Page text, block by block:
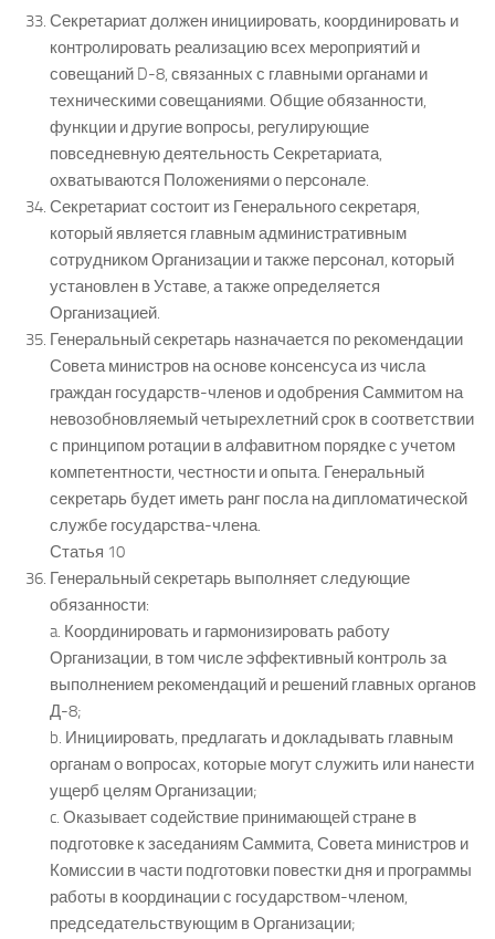
Секретариат должен инициировать, координировать и
контролировать реализацию всех мероприятий и
совещаний D-8, связанных с главными органами и
техническими совещаниями. Общие обязанности,
функции и другие вопросы, регулирующие
повседневную деятельность Секретариата,
охватываются Положениями о персонале.
Секретариат состоит из Генерального секретаря,
который является главным административным
сотрудником Организации и также персонал, который
установлен в Уставе, а также определяется
Организацией.
Генеральный секретарь назначается по рекомендации
Совета министров на основе консенсуса из числа
граждан государств-членов и одобрения Саммитом на
невозобновляемый четырехлетний срок в соответствии
с принципом ротации в алфавитном порядке с учетом
компетентности, честности и опыта. Генеральный
секретарь будет иметь ранг посла на дипломатической
службе государства-члена.
Статья 10
Генеральный секретарь выполняет следующие
обязанности:
a. Координировать и гармонизировать работу
Организации, в том числе эффективный контроль за
выполнением рекомендаций и решений главных органов
Д-8;
b. Инициировать, предлагать и докладывать главным
органам о вопросах, которые могут служить или нанести
ущерб целям Организации;
c. Оказывает содействие принимающей стране в
подготовке к заседаниям Саммита, Совета министров и
Комиссии в части подготовки повестки дня и программы
работы в координации с государством-членом,
председательствующим в Организации;